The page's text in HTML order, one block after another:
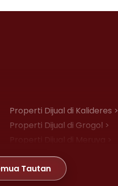
Properti Dijual di Kalideres >
Properti Dijual di Grogol >
Properti Dijual di Meruya >
Properti Dijual di Joglo >
Tautan